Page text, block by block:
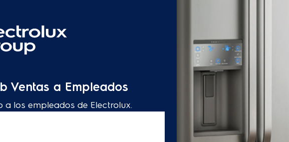
Ventas a Empleados
a los empleados de Electrolux.